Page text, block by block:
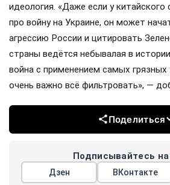
идеология. «Даже если у китайского
про войну на Украине, он может
агрессию России и цитировать
страны ведётся небывалая в
война с применением самых
очень важно всё фильтровать», —
Поделиться
Подписывайтесь
Дзен ВКонтакте